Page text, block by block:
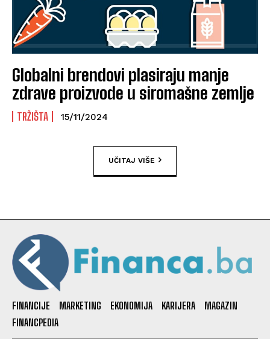
Globalni brendovi plasiraju manje
zdrave proizvode u siromašne zemlje
TRŽIŠTA 15/11/2024
UČITAJ VIŠE
FINANCIJE MARKETING EKONOMIJA KARIJERA
MAGAZIN
FINANCPEDIA